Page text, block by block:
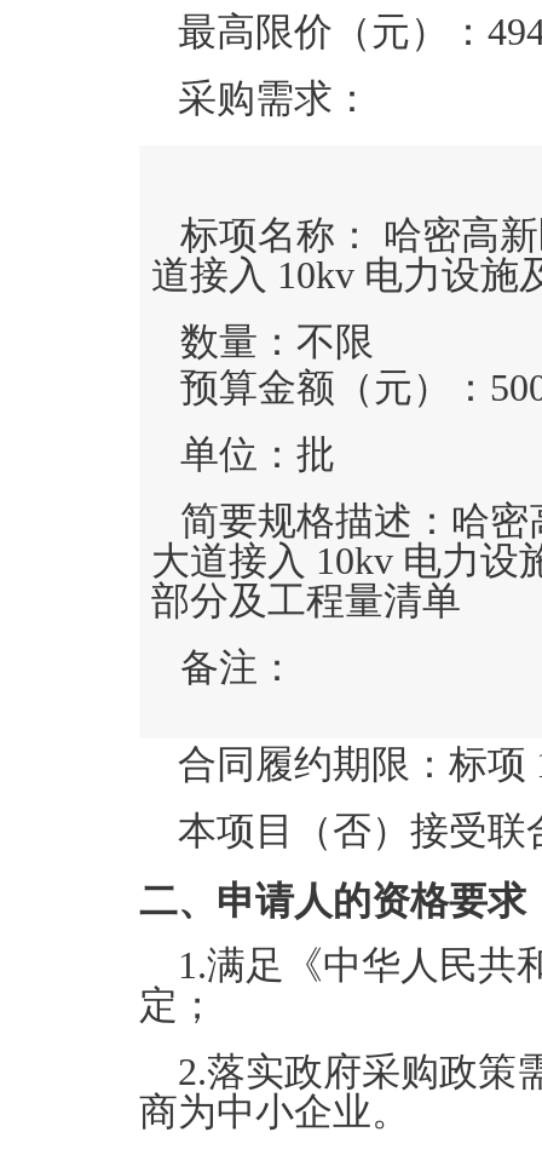
最高限价（元）：
采购需求：
标项名称： 哈密高
道接入 10kv 电力设施
数量： 不限
预算金额（元）：
单位： 批
简要规格描述： 哈密
大道接入 10kv 电力设
部分及工程量清单
备注：
合同履约期限： 标项
本项目（否）接受联
二、申请人的资格要求
1.满足《中华人民共
定；
2.落实政府采购政策
商为中小企业。